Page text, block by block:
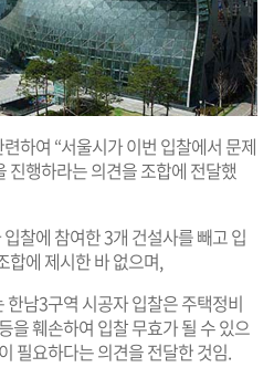
하여 “서울시가 이번 입찰에서 문제
진행하라는 의견을 조합에 전달했
찰에 참여한 3개 건설사를 빼고 입
합에 제시한 바 없으며,
남3구역 시공자 입찰은 주택정비
을 훼손하여 입찰 무효가 될 수 있으
필요하다는 의견을 전달한 것임.